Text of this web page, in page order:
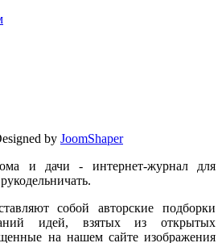
by JoomShaper
и дачи - интернет-журнал для
собой авторские подборки
идей, взятых из открытых
на нашем сайте изображения